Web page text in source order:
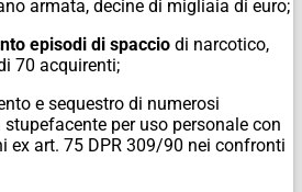
armata, decine di migliaia di euro;
episodi di spaccio di narcotico,
70 acquirenti;
e sequestro di numerosi
per uso personale con
ex art. 75 DPR 309/90 nei confronti